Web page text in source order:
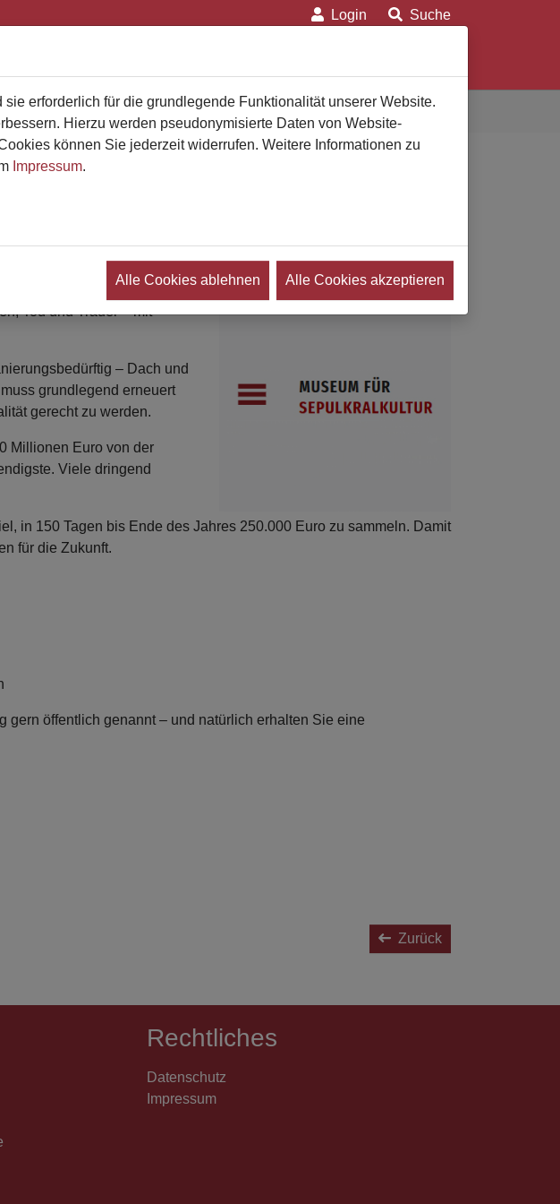
Login Suche
ist weltweit einzigartig. Es
Tod und Trauer – mit
– Dach und
grundlegend erneuert
gerecht zu werden.
Millionen Euro von der
Viele dringend
in 150 Tagen bis Ende des Jahres 250.000 Euro zu sammeln. Damit
für die Zukunft.
gern öffentlich genannt – und natürlich erhalten Sie eine
Zurück
Rechtliches
Datenschutz
Impressum
erforderlich für die grundlegende Funktionalität unserer Website.
Hierzu werden pseudonymisierte Daten von Website-
können Sie jederzeit widerrufen. Weitere Informationen zu
Impressum.
Alle Cookies ablehnen Alle Cookies akzeptieren